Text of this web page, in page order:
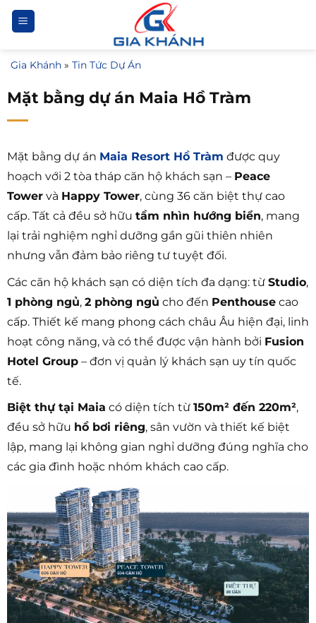
Bỏ
qua
dung
Gia Khánh » Tin Tức Dự Án
Mặt bằng dự án Maia Hồ Tràm
Mặt bằng dự án Maia Resort Hồ Tràm được quy
hoạch với 2 tòa tháp căn hộ khách sạn – Peace
Tower và Happy Tower, cùng 36 căn biệt thự cao
cấp. Tất cả đều sở hữu tầm nhìn hướng biển, mang
lại trải nghiệm nghỉ dưỡng gần gũi thiên nhiên
nhưng vẫn đảm bảo riêng tư tuyệt đối.
Các căn hộ khách sạn có diện tích đa dạng: từ Studio,
1 phòng ngủ, 2 phòng ngủ cho đến Penthouse cao
cấp. Thiết kế mang phong cách châu Âu hiện đại, linh
hoạt công năng, và có thể được vận hành bởi Fusion
Hotel Group – đơn vị quản lý khách sạn uy tín quốc
tế.
Biệt thự tại Maia có diện tích từ 150m² đến 220m²,
đều sở hữu hồ bơi riêng, sân vườn và thiết kế biệt
lập, mang lại không gian nghỉ dưỡng đúng nghĩa cho
các gia đình hoặc nhóm khách cao cấp.